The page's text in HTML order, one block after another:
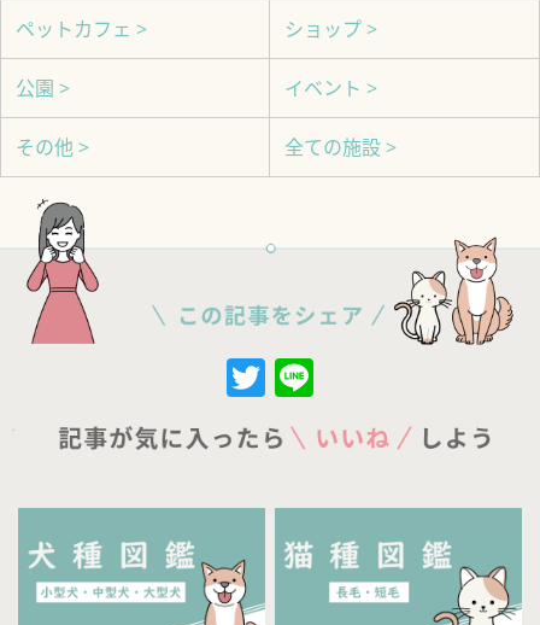
ペットカフェ > ショップ >
公園 > イベント >
その他 > 全ての施設 >
Twitter